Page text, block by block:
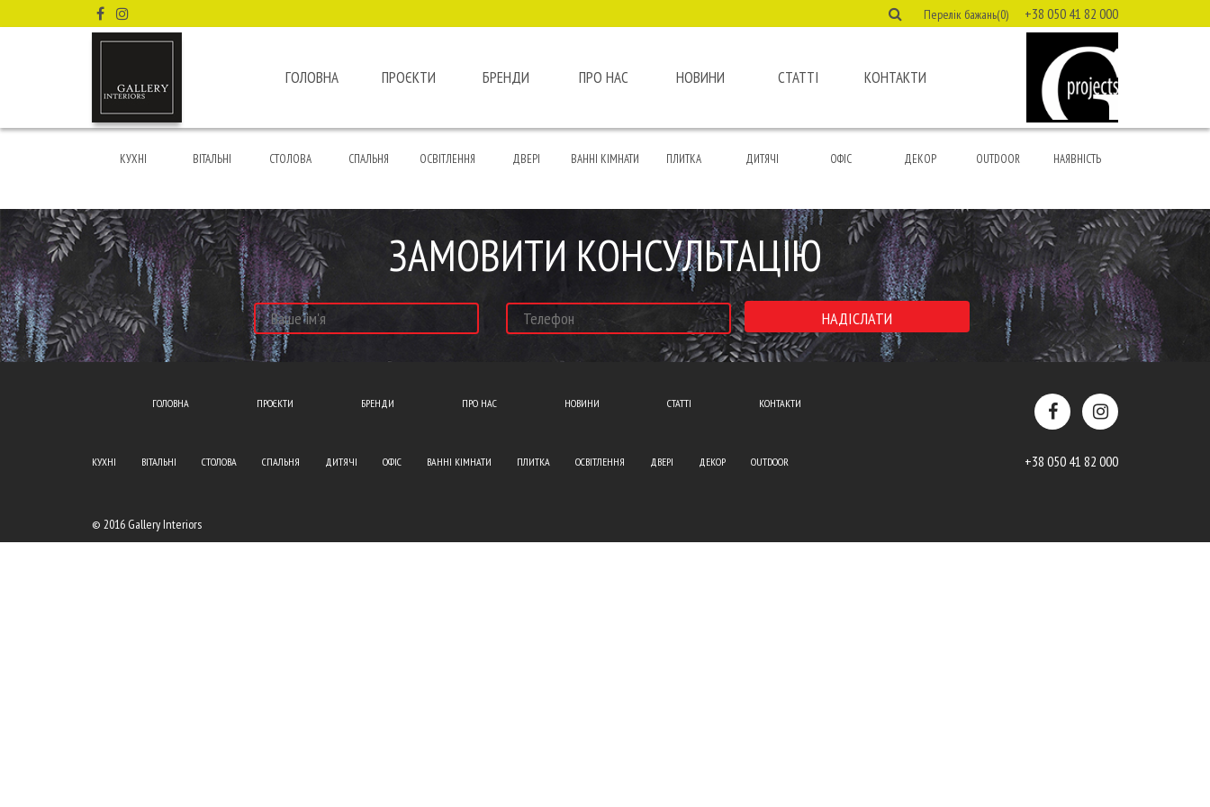
Перелік бажань(0) +38 050 41 82 000
ГОЛОВНА ПРОЄКТИ БРЕНДИ ПРО НАС НОВИНИ СТАТТІ КОНТАКТИ
КУХНІ ВІТАЛЬНІ СТОЛОВА СПАЛЬНЯ ОСВІТЛЕННЯ ДВЕРІ ВАННІ КІМНАТИ ПЛИТКА ДИТЯЧІ ОФІС ДЕКОР OUTDOOR НАЯВНІСТЬ
ЗАМОВИТИ КОНСУЛЬТАЦІЮ
ГОЛОВНА ПРОЄКТИ БРЕНДИ ПРО НАС НОВИНИ СТАТТІ КОНТАКТИ
КУХНІ ВІТАЛЬНІ СТОЛОВА СПАЛЬНЯ ДИТЯЧІ ОФІС ВАННІ КІМНАТИ ПЛИТКА ОСВІТЛЕННЯ ДВЕРІ ДЕКОР OUTDOOR +38 050 41 82 000
© 2016 Gallery Interiors